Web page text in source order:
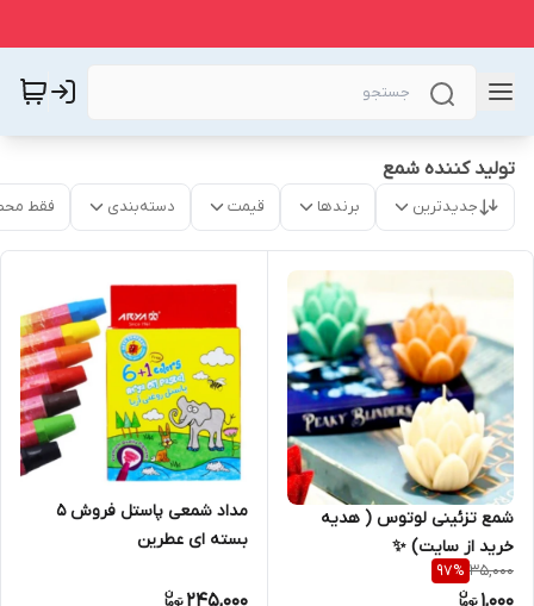
تولید کننده شمع
جدیدترین برندها قیمت دسته‌بندی فقط
شمع تزئینی لوتوس ( هدیه
خرید از سایت) ✨️
35,000
97%
مداد شمعی پاستل فروش ۵
بسته ای عطرین